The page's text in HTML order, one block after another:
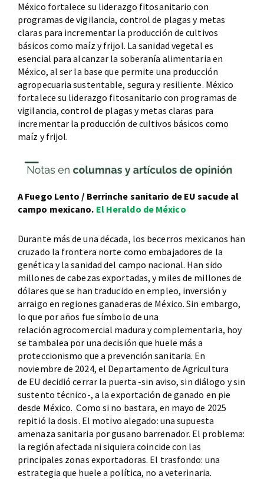
México fortalece su liderazgo fitosanitario con
programas de vigilancia, control de plagas y metas
claras para incrementar la producción de cultivos
básicos como maíz y frijol. La sanidad vegetal es
esencial para alcanzar la soberanía alimentaria en
México, al ser la base que permite una producción
agropecuaria sustentable, segura y resiliente. México
fortalece su liderazgo fitosanitario con programas de
vigilancia, control de plagas y metas claras para
incrementar la producción de cultivos básicos como
maíz y frijol.
A Fuego Lento / Berrinche sanitario de EU sacude al
campo mexicano. El Heraldo de México
Durante más de una década, los becerros mexicanos han
cruzado la frontera norte como embajadores de la
genética y la sanidad del campo nacional. Han sido
millones de cabezas exportadas, y miles de millones de
dólares que se han traducido en empleo, inversión y
arraigo en regiones ganaderas de México. Sin embargo,
lo que por años fue símbolo de una
relación agrocomercial madura y complementaria, hoy
se tambalea por una decisión que huele más a
proteccionismo que a prevención sanitaria. En
noviembre de 2024, el Departamento de Agricultura
de EU decidió cerrar la puerta -sin aviso, sin diálogo y sin
sustento técnico-, a la exportación de ganado en pie
desde México. Como si no bastara, en mayo de 2025
repitió la dosis. El motivo alegado: una supuesta
amenaza sanitaria por gusano barrenador. El problema:
la región afectada ni siquiera coincide con las
principales zonas exportadoras. El trasfondo: una
estrategia que huele a política, no a veterinaria.